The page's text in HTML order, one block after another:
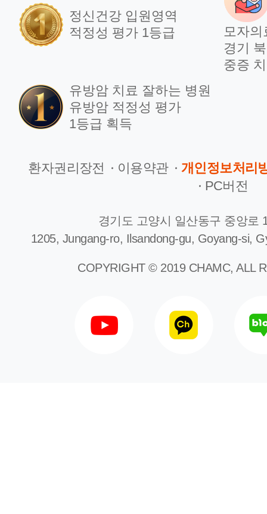
정신건강 입원영역
적정성 평가 1등급
모자
경기
중증
유방암 치료 잘하는 병원
유방암 적정성 평가
1등급 획득
환자권리장전 이용약관
개인정보처리
PC버전
경기도 고양시 일산동구 중앙로
1205, Jungang-ro, Ilsandong-gu, Goyang-si,
COPYRIGHT © 2019 CHAMC, ALL